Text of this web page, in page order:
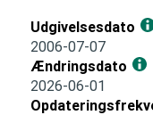
Udgivelsesdato
2006-07-07
Ændringsdato
2026-06-01